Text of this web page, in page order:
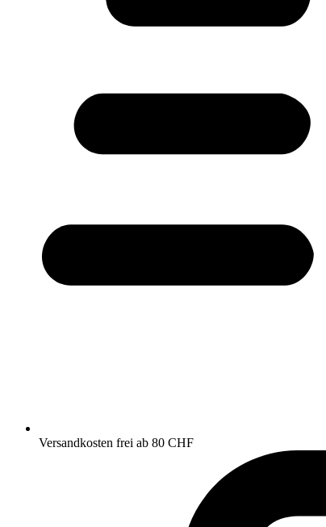
Versandkosten frei ab 80 CHF